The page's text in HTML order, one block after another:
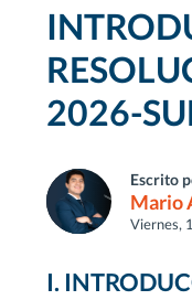
2026-
Escrito
Mario
Viernes,
I.